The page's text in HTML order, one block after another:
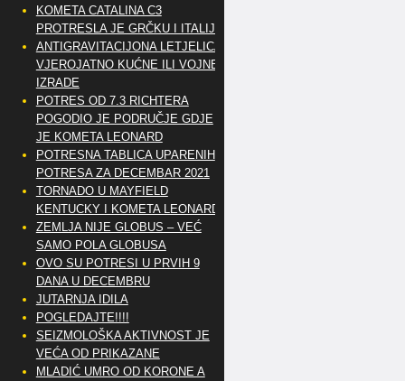
KOMETA CATALINA C3
PROTRESLA JE GRČKU I ITALIJU
ANTIGRAVITACIJONA LETJELICA
VJEROJATNO KUĆNE ILI VOJNE
IZRADE
POTRES OD 7.3 RICHTERA
POGODIO JE PODRUČJE GDJE
JE KOMETA LEONARD
POTRESNA TABLICA UPARENIH
POTRESA ZA DECEMBAR 2021
TORNADO U MAYFIELD
KENTUCKY I KOMETA LEONARD
ZEMLJA NIJE GLOBUS – VEĆ
SAMO POLA GLOBUSA
OVO SU POTRESI U PRVIH 9
DANA U DECEMBRU
JUTARNJA IDILA
POGLEDAJTE!!!!
SEIZMOLOŠKA AKTIVNOST JE
VEĆA OD PRIKAZANE
MLADIĆ UMRO OD KORONE A